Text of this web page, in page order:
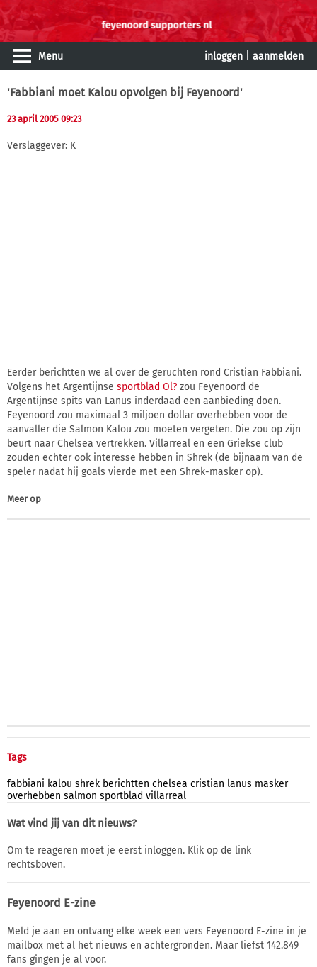
Menu inloggen aanmelden
'Fabbiani moet Kalou opvolgen bij Feyenoord'
23 april 2005 09:23
Verslaggever: K
Eerder berichtten we al over de geruchten rond Cristian Fabbiani.
Volgens het Argentijnse sportblad Ol? zou Feyenoord de
Argentijnse spits van Lanus inderdaad een aanbieding doen.
Feyenoord zou maximaal 3 miljoen dollar overhebben voor de
aanvaller die Salmon Kalou zou moeten vergeten. Die zou op zijn
beurt naar Chelsea vertrekken. Villarreal en een Griekse club
zouden echter ook interesse hebben in Shrek (de bijnaam van de
speler nadat hij goals vierde met een Shrek-masker op).
Meer op
Tags
fabbiani kalou shrek berichtten chelsea cristian lanus masker
overhebben salmon sportblad villarreal
Wat vind jij van dit nieuws?
Om te reageren moet je eerst inloggen. Klik op de link
rechtsboven.
Feyenoord E-zine
Meld je aan en ontvang elke week een vers Feyenoord E-zine in je
mailbox met al het nieuws en achtergronden. Maar liefst 142.849
fans gingen je al voor.